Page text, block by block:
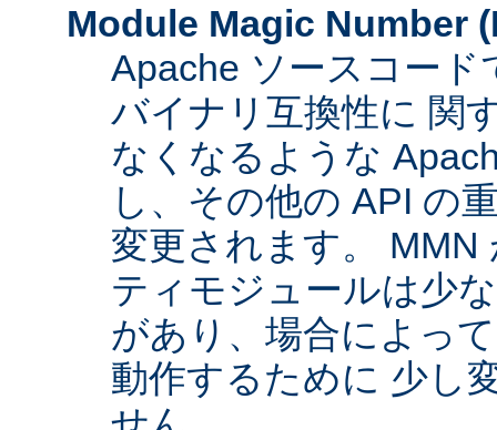
Module Magic Number (
Apache ソースコー
バイナリ互換性に 関
なくなるような
し、その他の API の
変更されます。
ティモジュールは少
があり、場合によっ
動作するために 少し